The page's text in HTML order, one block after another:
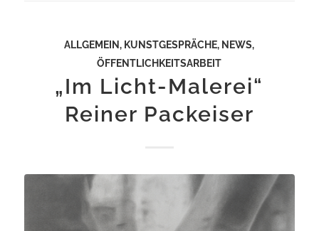
ALLGEMEIN, KUNSTGESPRÄCHE, NEWS,
ÖFFENTLICHKEITSARBEIT
„Im Licht-Malerei“
Reiner Packeiser